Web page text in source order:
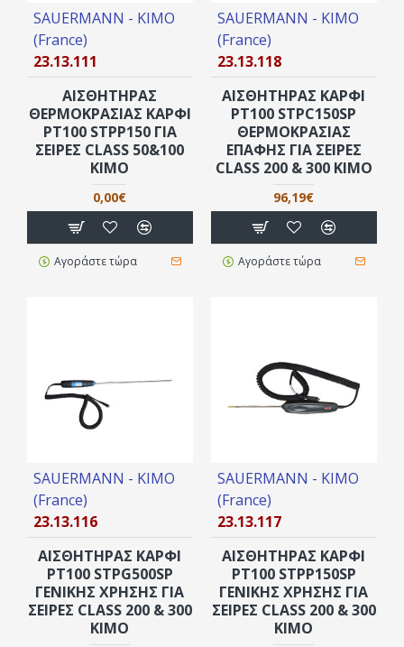
SAUERMANN - KIMO
(France)
23.13.111
ΑΙΣΘΗΤΉΡΑΣ
ΘΕΡΜΟΚΡΑΣΊΑΣ ΚΑΡΦΊ
PT100 STPP150 ΓΙΑ
ΣΕΙΡΈΣ CLASS 50&100
KIMO
0,00€
Αγοράστε τώρα
SAUERMANN - KIMO
(France)
23.13.118
ΑΙΣΘΗΤΉΡΑΣ ΚΑΡΦΊ
PT100 STPC150SP
ΘΕΡΜΟΚΡΑΣΊΑΣ
ΕΠΑΦΉΣ ΓΙΑ ΣΕΙΡΈΣ
CLASS 200 & 300 KIMO
96,19€
Αγοράστε τώρα
SAUERMANN - KIMO
(France)
23.13.116
ΑΙΣΘΗΤΉΡΑΣ ΚΑΡΦΊ
PT100 STPG500SP
ΓΕΝΙΚΉΣ ΧΡΉΣΗΣ ΓΙΑ
ΣΕΙΡΈΣ CLASS 200 & 300
KIMO
SAUERMANN - KIMO
(France)
23.13.117
ΑΙΣΘΗΤΉΡΑΣ ΚΑΡΦΊ
PT100 STPP150SP
ΓΕΝΙΚΉΣ ΧΡΉΣΗΣ ΓΙΑ
ΣΕΙΡΈΣ CLASS 200 & 300
KIMO